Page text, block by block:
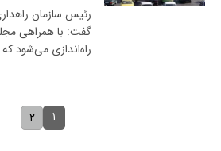
رئیس سازمان
گفت: با همراهی
راه‌اندازی می‌شود
۱ ۲